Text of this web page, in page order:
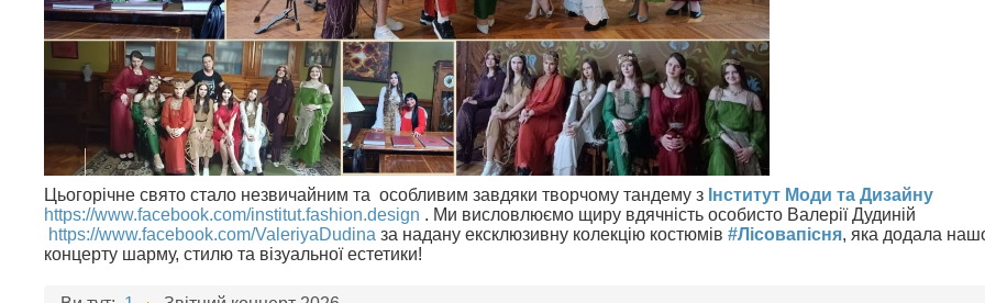
Цьогорічне свято стало незвичайним та особливим завдяки творчому тандему з Інститут Моди та Дизайну
https://www.facebook.com/institut.fashion.design . Ми висловлюємо щиру вдячність особисто Валерії Дудиній
https://www.facebook.com/ValeriyaDudina за надану ексклюзивну колекцію костюмів #Лісовапісня, яка додала
концерту шарму, стилю та візуальної естетики!